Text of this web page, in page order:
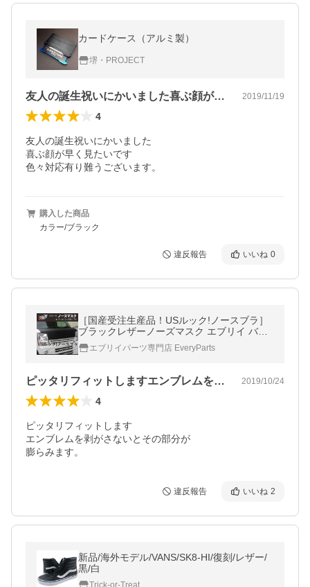
カードケース（アルミ製）
堺・PROJECT
友人の誕生祝いにかいました喜ぶ顔が早く… 2019/11/19
4
友人の誕生祝いにかいました
喜ぶ顔が早く見たいです
色々対応有り難うございます。
購入した商品
カラー/ブラック
違反報告 いいね 0
［国産受注生産品！USルック!ノースブラ］
ブラックレザーノーズマスク エブリイ バン
DA17 V (H27/2-) 新商品 17Vをスタイリッ
シュに！
エブリイパーツ専門店 EveryParts
ピッタリフィットしますエンブレムを剥が… 2019/10/24
4
ピッタリフィットします
エンブレムを剥がさないとその部分が
膨らみます。
違反報告 いいね 2
新品/海外モデル/VANS/SK8-HI/復刻/レザー/
黒/白
Trick-or-Treat